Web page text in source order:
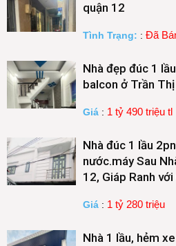
quận 12
Tình Trạng: : Đã
Nhà đẹp đúc 1
balcon ở Trần
Giá : 1 tỷ 490 triệu tl
Nhà đúc 1 lầu
nước.máy Sau
12, Giáp Ranh
Giá : 1 tỷ 280 triệu
Nhà 1 lầu, hẻm